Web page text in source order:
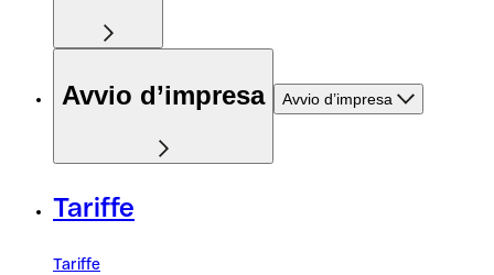
Avvio d’impresa Avvio d’impresa
Tariffe
Tariffe